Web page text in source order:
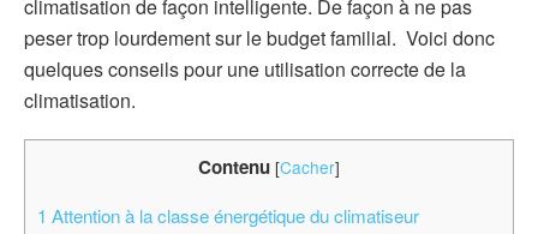
climatisation de façon intelligente. De façon à ne pas
peser trop lourdement sur le budget familial. Voici donc
quelques conseils pour une utilisation correcte de la
climatisation.
Contenu [Cacher]
1 Attention à la classe énergétique du climatiseur